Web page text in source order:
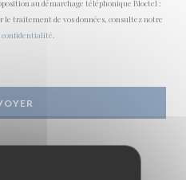
au démarchage téléphonique Bloctel :
le traitement de vos données, consultez notre
confidentialité